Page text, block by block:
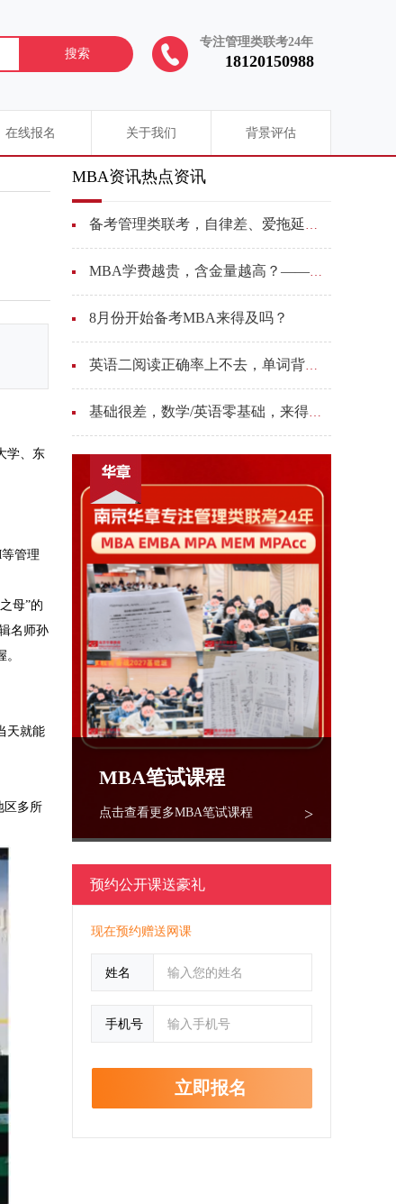
搜索 18120150988
专注管理类联考24年
在线报名 关于我们 背景评估
学、东
管理
母”的
名师孙
天就能
区多所
MBA资讯热点资讯
备考管理类联考，自律差、爱拖延还能考上吗？
MBA学费越贵，含金量越高？——一场关于价值逻辑的祛魅与重构
8月份开始备考MBA来得及吗？
英语二阅读正确率上不去，单词背了总忘怎么解决？
基础很差，数学/英语零基础，来得及上岸吗？——用"底层逻辑"拆解2027管理类联考
MBA笔试课程
点击查看更多MBA笔试课程 >
预约公开课送豪礼
现在预约赠送网课
姓名
手机号
立即报名